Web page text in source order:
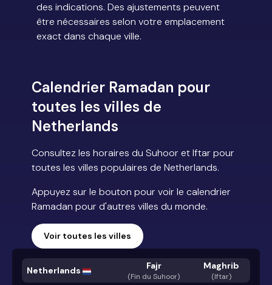
des indications. Des ajustements peuvent
être nécessaires selon votre emplacement
exact dans chaque ville.
Calendrier Ramadan pour
toutes les villes de
Netherlands
Consultez les horaires du Suhoor et Iftar pour
toutes les villes populaires de Netherlands.
Appuyez sur le bouton pour voir le calendrier
Ramadan pour d'autres villes du monde.
Voir toutes les villes
Netherlands Fajr
(Fin du Suhoor)
Maghrib
(Iftar)